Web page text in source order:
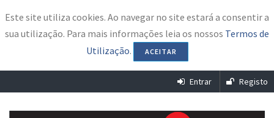
Este site utiliza cookies. Ao navegar no site estará a consentir a
sua utilização. Para mais informações leia os nossos Termos de
Utilização. ACEITAR
Entrar Registo